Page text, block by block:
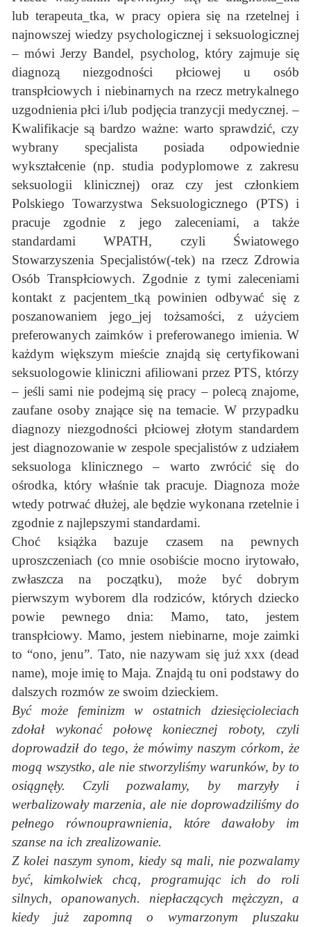
lub terapeuta_tka, w pracy opiera się na rzetelnej i
najnowszej wiedzy psychologicznej i seksuologicznej
– mówi Jerzy Bandel, psycholog, który zajmuje się
diagnozą niezgodności płciowej u osób
transpłciowych i niebinarnych na rzecz metrykalnego
uzgodnienia płci i/lub podjęcia tranzycji medycznej. –
Kwalifikacje są bardzo ważne: warto sprawdzić, czy
wybrany specjalista posiada odpowiednie
wykształcenie (np. studia podyplomowe z zakresu
seksuologii klinicznej) oraz czy jest członkiem
Polskiego Towarzystwa Seksuologicznego (PTS) i
pracuje zgodnie z jego zaleceniami, a także
standardami WPATH, czyli Światowego
Stowarzyszenia Specjalistów(-tek) na rzecz Zdrowia
Osób Transpłciowych. Zgodnie z tymi zaleceniami
kontakt z pacjentem_tką powinien odbywać się z
poszanowaniem jego_jej tożsamości, z użyciem
preferowanych zaimków i preferowanego imienia. W
każdym większym mieście znajdą się certyfikowani
seksuologowie kliniczni afiliowani przez PTS, którzy
– jeśli sami nie podejmą się pracy – polecą znajome,
zaufane osoby znające się na temacie. W przypadku
diagnozy niezgodności płciowej złotym standardem
jest diagnozowanie w zespole specjalistów z udziałem
seksuologa klinicznego – warto zwrócić się do
ośrodka, który właśnie tak pracuje. Diagnoza może
wtedy potrwać dłużej, ale będzie wykonana rzetelnie i
zgodnie z najlepszymi standardami.
Choć książka bazuje czasem na pewnych
uproszczeniach (co mnie osobiście mocno irytowało,
zwłaszcza na początku), może być dobrym
pierwszym wyborem dla rodziców, których dziecko
powie pewnego dnia: Mamo, tato, jestem
transpłciowy. Mamo, jestem niebinarne, moje zaimki
to “ono, jenu”. Tato, nie nazywam się już xxx (dead
name), moje imię to Maja. Znajdą tu oni podstawy do
dalszych rozmów ze swoim dzieckiem.
Być może feminizm w ostatnich dziesięcioleciach
zdołał wykonać połowę koniecznej roboty, czyli
doprowadził do tego, że mówimy naszym córkom, że
mogą wszystko, ale nie stworzyliśmy warunków, by to
osiągnęły. Czyli pozwalamy, by marzyły i
werbalizowały marzenia, ale nie doprowadziliśmy do
pełnego równouprawnienia, które dawałoby im
szanse na ich zrealizowanie.
Z kolei naszym synom, kiedy są mali, nie pozwalamy
być, kimkolwiek chcą, programując ich do roli
silnych, opanowanych. niepłaczących mężczyzn, a
kiedy już zapomną o wymarzonym pluszaku